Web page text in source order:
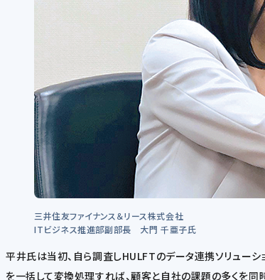
三井住友ファイナンス＆リース株式会社
ITビジネス推進部副部長 大門 千亜子氏
平井氏は当初、自ら調査しHULFTのデータ連携ソリュー
を一括して変換処理すれば、顧客と自社の課題の多くを同